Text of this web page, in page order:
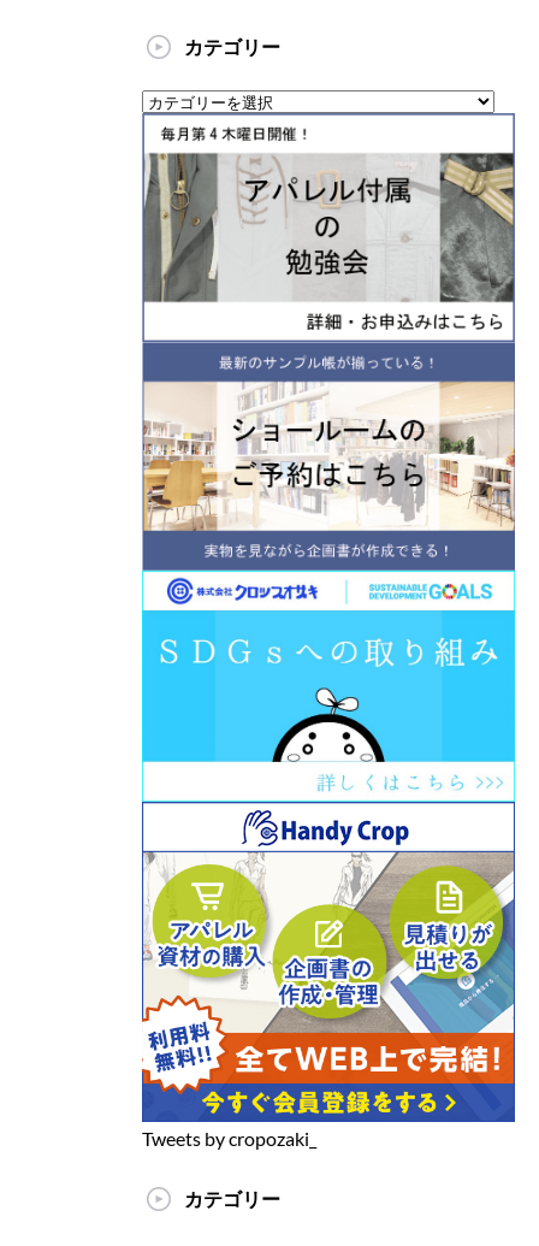
カテゴリー
Tweets by cropozaki_
カテゴリー